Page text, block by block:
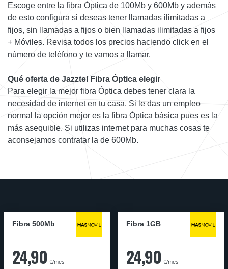
Escoge entre la fibra Óptica de 100Mb y 600Mb y además
de esto configura si deseas tener llamadas ilimitadas a
fijos, sin llamadas a fijos o bien llamadas ilimitadas a fijos
+ Móviles. Revisa todos los precios haciendo click en el
número de teléfono y te vamos a llamar.
Qué oferta de Jazztel Fibra Óptica elegir
Para elegir la mejor fibra Óptica debes tener clara la
necesidad de internet en tu casa. Si le das un empleo
normal la opción mejor es la fibra Óptica básica pues es la
más asequible. Si utilizas internet para muchas cosas te
aconsejamos contratar la de 600Mb.
Fibra 500Mb
24,90 €/mes
Fibra 1GB
24,90 €/mes